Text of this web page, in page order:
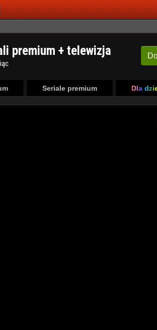
premium + telewizja
Seriale premium Dla